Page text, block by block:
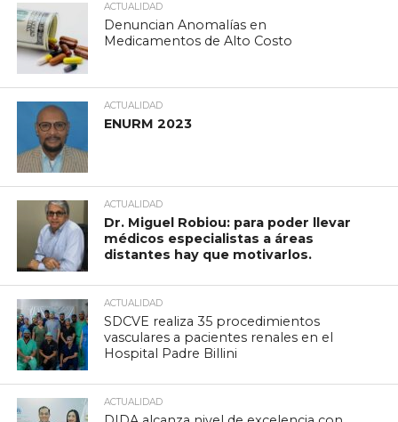
ACTUALIDAD
Denuncian Anomalías en
Medicamentos de Alto Costo
ACTUALIDAD
ENURM 2023
ACTUALIDAD
Dr. Miguel Robiou: para poder llevar
médicos especialistas a áreas
distantes hay que motivarlos.
ACTUALIDAD
SDCVE realiza 35 procedimientos
vasculares a pacientes renales en el
Hospital Padre Billini
ACTUALIDAD